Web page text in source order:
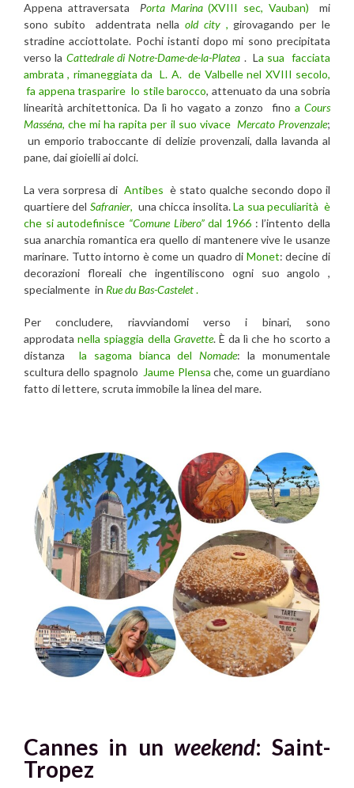
Appena attraversata Porta Marina(XVIII sec, Vauban)
mi
sono subito addentrata nella old city, girovagando per le
stradine acciottolate. Pochi istanti dopo mi sono precipitata
verso la Cattedrale di Notre-Dame-de-la-Platea . La sua facciata
ambrata , rimaneggiata da L. A. de Valbelle nel XVIII secolo,
fa appena trasparire lo stile barocco, attenuato da una sobria
linearità architettonica. Da lì ho vagato a zonzo fino aCours
Masséna, che mi ha rapita per il suo vivace Mercato Provenzale;
un emporio traboccante di delizie provenzali, dalla lavanda al
pane, dai gioielli ai dolci.
La vera sorpresa di Antibes è stato qualche secondo dopo il
quartiere del Safranier, una chicca insolita.La sua peculiarità è
che si autodefinisce “Comune Libero”dal 1966 : l’intento della
sua anarchia romantica era quello di mantenere vive le usanze
marinare. Tutto intorno è come un quadro di Monet: decine di
decorazioni floreali che ingentiliscono ogni suo angolo ,
specialmente in Rue du Bas-Castelet.
Per concludere, riavviandomi verso i binari, sono
approdatanella spiaggia della Gravette. È da lì che ho scorto a
distanza la sagoma bianca delNomade: la monumentale
scultura dello spagnoloJaume Plensa che, come un guardiano
fatto di lettere, scruta immobile la linea del mare.
Cannes in un weekend: Saint-
Tropez